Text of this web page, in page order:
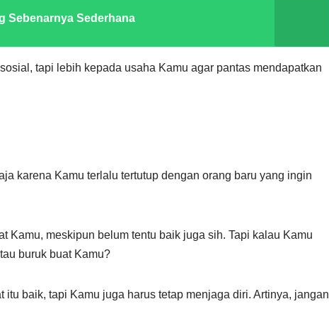
Sebenarnya Sederhana
tapi lebih kepada usaha Kamu agar pantas mendapatkan
karena Kamu terlalu tertutup dengan orang baru yang ingin
Kamu, meskipun belum tentu baik juga sih. Tapi kalau Kamu
buruk buat Kamu?
baik, tapi Kamu juga harus tetap menjaga diri. Artinya, jangan